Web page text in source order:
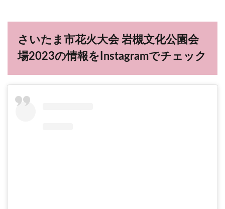
さいたま市花火大会 岩槻文化公園会
場2023の情報をInstagramでチェック